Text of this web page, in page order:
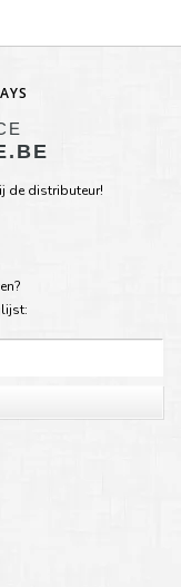
de distributeur!